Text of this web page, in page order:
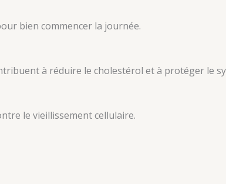
bien commencer la journée.
à réduire le cholestérol et à protéger le
le vieillissement cellulaire.